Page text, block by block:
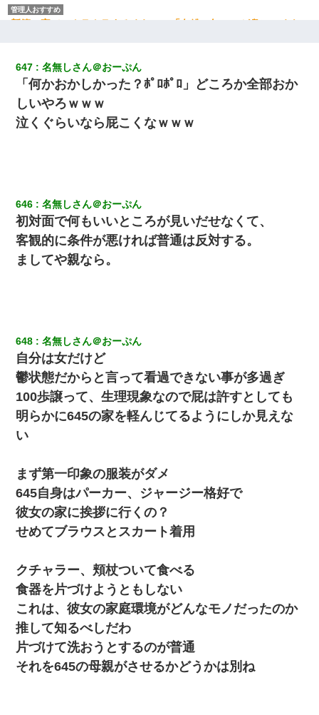
新築の家で。クラクラするくらいの「白粉の匂い」が鼻につくも
ずっとニートだと思ってた同居の義弟が投資で旦那より稼いでる
とか知らなかった…
とっさに女児を捕まえたら変質者扱いされた。母親「あっち行っ
何年か前に妹は離婚している。当時生まれた姪が義弟の子じゃな
かったため妹有責での離婚になり…
断りした。後日Aの企みを知ってゾッとするやら腹立つやら！
彼にプロポーズされたんだけど、実は資産家だと知って婚約破棄
した。B子「A男くんと別れたって本当？私が付き合ってもい
い？」
朝起きたら嫁がいなかった。俺（嫁も嫁実家も電話に出ない…不
安だ）→ 仕事を早退して帰宅すると、嫁と嫁両親と知らない男が
【不幸な結婚式】新郎親族「ブスのくせにドレスなんか着ちゃっ
てさ～ほんと恥ずかしいわよね～（大声」新郎両親「！！！（土
下座」→ 結果・・・
評価で苦々しく思った
小学生の息子が急に様子がおかしくなった。私「理由を聞いても
『わかんない！』って怒鳴り付けてくるし、困っってる」旦那
「話してみるよ」→ 後日・・・
【ワロタ】姉から「肉食系14才、乳丸出し、毛はうっすら生えか
け」というタイトルで画像が送られてきた
647 名無しさん＠おーぷん
「何かおかしかった？ﾎﾟﾛﾎﾟﾛ」どころか全部おか
しいやろｗｗｗ
泣くぐらいなら屁こくなｗｗｗ
646 名無しさん＠おーぷん
初対面で何もいいところが見いだせなくて、
客観的に条件が悪ければ普通は反対する。
ましてや親なら。
648 名無しさん＠おーぷん
自分は女だけど
鬱状態だからと言って看過できない事が多過ぎ
100歩譲って、生理現象なので屁は許すとしても
明らかに645の家を軽んじてるようにしか見えな
い
まず第一印象の服装がダメ
645自身はパーカー、ジャージー格好で
彼女の家に挨拶に行くの？
せめてブラウスとスカート着用
クチャラー、頬杖ついて食べる
食器を片づけようともしない
これは、彼女の家庭環境がどんなモノだったのか
推して知るべしだわ
片づけて洗おうとするのが普通
それを645の母親がさせるかどうかは別ね